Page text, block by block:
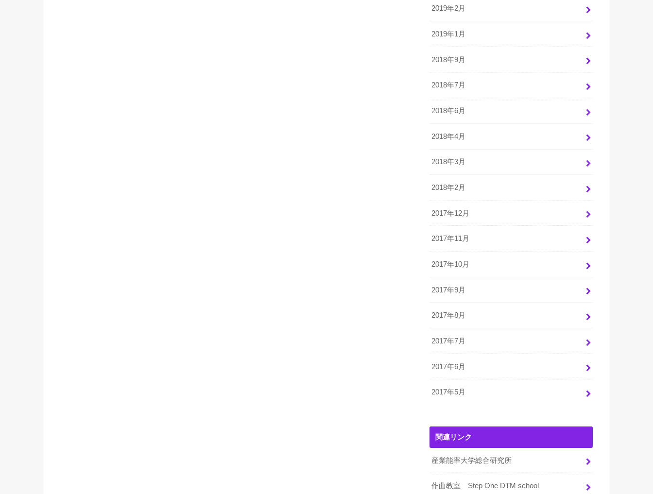
2019年2月
2019年1月
2018年9月
2018年7月
2018年6月
2018年4月
2018年3月
2018年2月
2017年12月
2017年11月
2017年10月
2017年9月
2017年8月
2017年7月
2017年6月
2017年5月
関連リンク
産業能率大学総合研究所
作曲教室 Step One DTM school